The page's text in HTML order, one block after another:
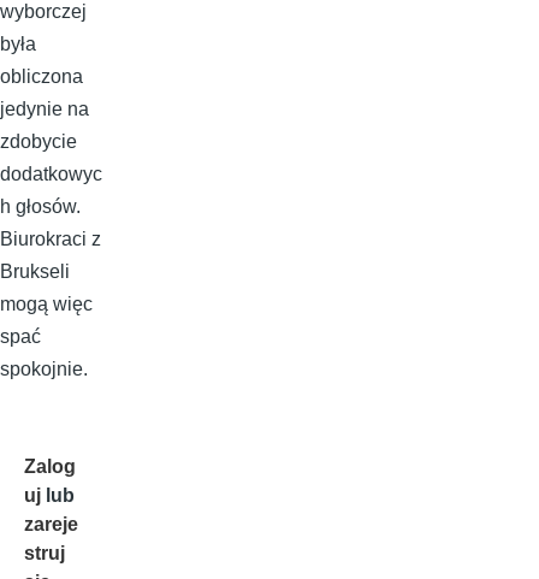
wyborczej
była
obliczona
jedynie na
zdobycie
dodatkowyc
h głosów.
Biurokraci z
Brukseli
mogą więc
spać
spokojnie.
Zalog
uj lub
zareje
struj